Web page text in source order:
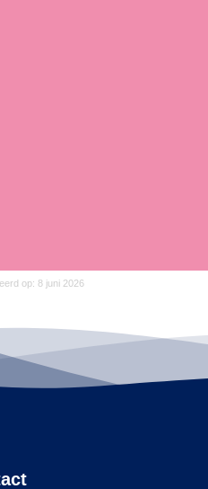
op: 8 juni 2026